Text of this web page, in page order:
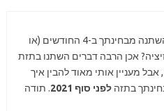
שלום אסף, אתה מוכן לשתף מה השתנה מבחינתך ב-4 החודשים (או
אכן הרבה דברים השתנו בתזת
אבל מעניין אותי מאוד להבין איך
בתזהלפני סוף 2021
. תודה